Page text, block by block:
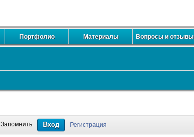
Портфолио Материалы Вопросы и отзывы
Запомнить Регистрация